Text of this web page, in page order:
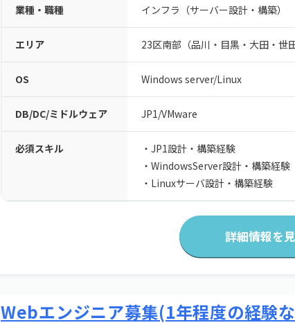
業種・職種 インフラ（サーバー設計・構築）
エリア 23区南部（品川・目黒・大田・世田
OS Windows server/Linux
DB/DC/ミドルウェア JP1/VMware
必須スキル
・JP1設計・構築経験
・WindowsServer設計・構築経験
・Linuxサーバ設計・構築経験
詳細情報を
Webエンジニア募集(1年程度の経験